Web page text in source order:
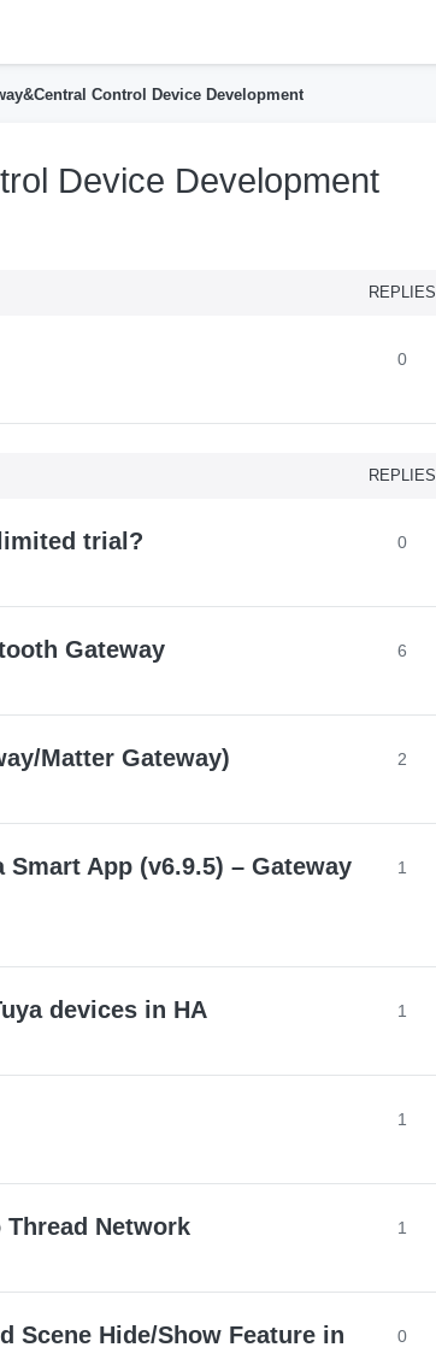
Control Device Development
Device Development
REPLIES
0
REPLIES
trial? 0
Gateway 6
Matter Gateway) 2
App (v6.9.5) – Gateway
1
devices in HA 1
1
Thread Network 1
Scene Hide/Show Feature in
0